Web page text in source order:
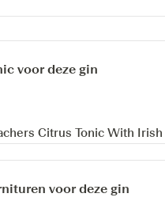
voor deze gin
Citrus Tonic With Irish
voor deze gin